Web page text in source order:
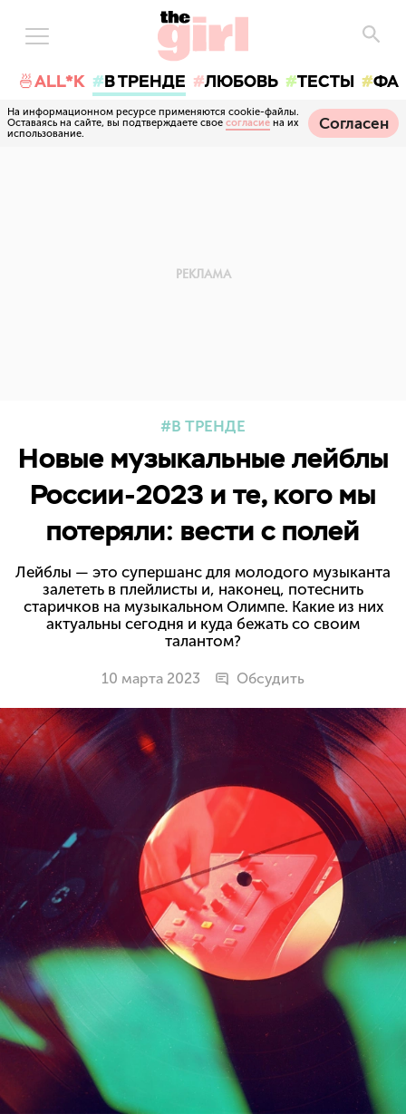
🍜ALL*K В ТРЕНДЕ ЛЮБОВЬ ТЕСТЫ
На информационном ресурсе применяются cookie-файлы.
Оставаясь на сайте, вы подтверждаете свое согласие на их
использование.
Согласен
В ТРЕНДЕ
Новые музыкальные лейблы
России-2023 и те, кого мы
потеряли: вести с полей
Лейблы — это супершанс для молодого музыканта
залететь в плейлисты и, наконец, потеснить
старичков на музыкальном Олимпе. Какие из них
актуальны сегодня и куда бежать со своим
талантом?
10 марта 2023 Обсудить